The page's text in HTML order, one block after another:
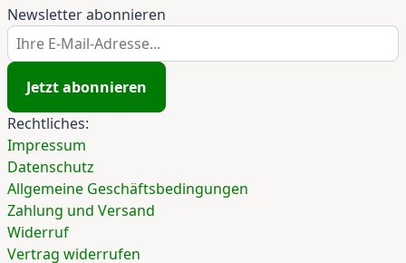
Newsletter abonnieren
Ihre E-Mail-Adresse...
Jetzt abonnieren
Rechtliches:
Impressum
Datenschutz
Allgemeine Geschäftsbedingungen
Zahlung und Versand
Widerruf
Vertrag widerrufen